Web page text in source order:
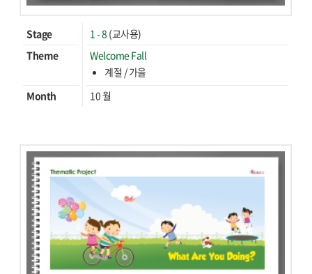
Stage 1 - 8 (교사용)
Theme
Welcome Fall
계절 / 가을
Month
10 월